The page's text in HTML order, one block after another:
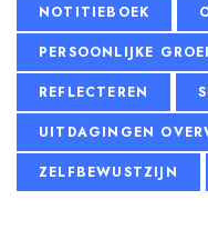
NOTITIEBOEK
PERSOONLIJKE GROEI
REFLECTEREN
UITDAGINGEN
ZELFBEWUSTZIJN